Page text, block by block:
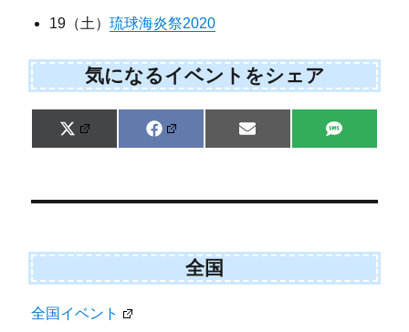
19（土）琉球海炎祭2020
気になるイベントをシェア
Share
on
X
(
t
r
Share
on
F
a
o
Share
on
E
m
Share
on
S
M
全国
全国イベント